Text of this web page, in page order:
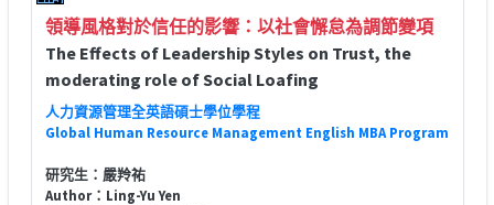
領導風格對於信任的影響：以社會懈怠為調節變項
The Effects of Leadership Styles on Trust, the
moderating role of Social Loafing
人力資源管理全英語碩士學位學程
Global Human Resource Management English MBA Program
研究生：嚴羚祐
Author：Ling-Yu Yen